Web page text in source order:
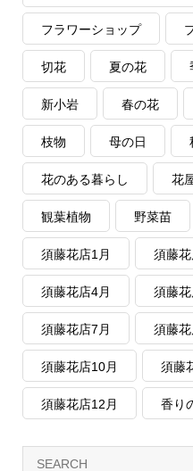
フラワーショップ
切花 夏の花
新小岩 春の花
枝物 母の日
花のある暮らし 花
観葉植物 野菜苗
須藤花店1月 須藤花
須藤花店4月 須藤花
須藤花店7月 須藤花
須藤花店10月 須藤
須藤花店12月 香り